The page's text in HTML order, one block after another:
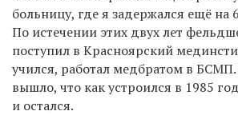
больницу, где я задержался ещё на
По истечении этих двух лет
поступил в Красноярский
учился, работал медбратом в БСМП.
вышло, что как устроился в 1985
и остался.